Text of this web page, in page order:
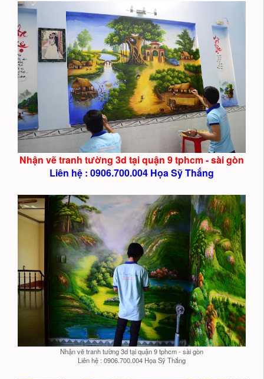
Nhận vẽ tranh tường 3d tại quận 9 tphcm - sài gòn
Liên hệ : 0906.700.004 Họa Sỹ Thắng
Nhận vẽ tranh tường 3d tại quận 9 tphcm - sài gòn
Liên hệ : 0906.700.004 Họa Sỹ Thắng